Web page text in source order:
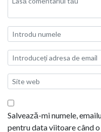
Salvează-mi numele,
pentru data viitoare când